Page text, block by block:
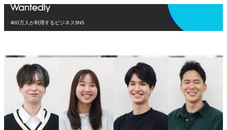
400万人が利用するビジネスSNS
アプリを使う